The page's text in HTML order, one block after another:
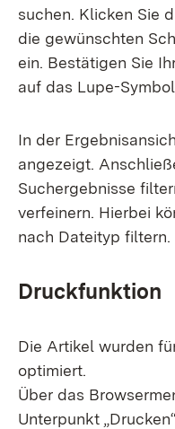
suchen. Klicken Sie
die gewünschten
ein. Bestätigen Sie
auf das Lupe-
In der
angezeigt.
Suchergebnisse
verfeinern. Hierbei
nach Dateityp filtern.
Druckfunktion
Die Artikel wurden
optimiert.
Über das
Unterpunkt